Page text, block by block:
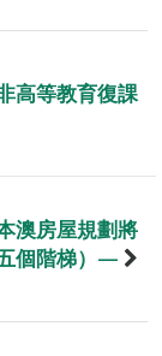
高等教育復課
澳房屋規劃將
個階梯）—